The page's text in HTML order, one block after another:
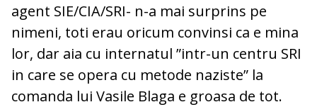
agent SIE/CIA/SRI- n-a mai surprins pe
nimeni, toti erau oricum convinsi ca e mina
lor, dar aia cu internatul ”intr-un centru SRI
in care se opera cu metode naziste” la
comanda lui Vasile Blaga e groasa de tot.